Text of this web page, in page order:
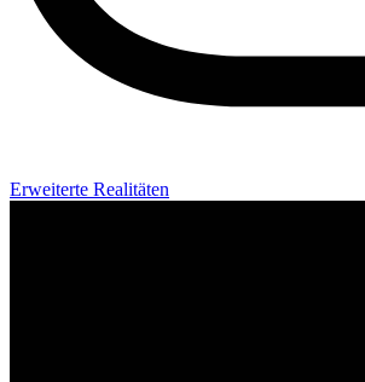
Erweiterte Realitäten